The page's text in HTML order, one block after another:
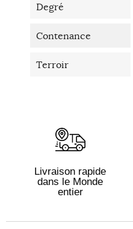
Degré
Contenance
Terroir
Livraison rapide
dans le Monde
entier